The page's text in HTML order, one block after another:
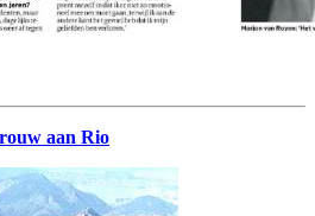
aan Rio